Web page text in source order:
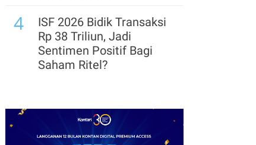
4
ISF 2026 Bidik Transaksi
Rp 38 Triliun, Jadi
Sentimen Positif Bagi
Saham Ritel?
SUV Premium, Andalkan
E5 Plus PHEV di GIIAS
2026